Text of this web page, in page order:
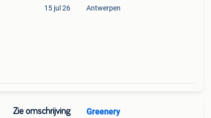
15 jul 26 Antwerpen
Zie omschrijving Greenery